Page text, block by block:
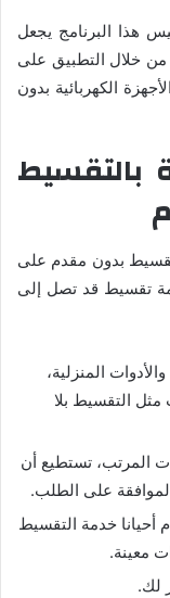
هذا البرنامج يجعل
خلال التطبيق على
الكهربائية بدون
بالتقسيط
بدون مقدم على
تقسيط قد تصل إلى
المنزلية،
مثل التقسيط بلا
المرتب، تستطيع أن
خدمة التقسيط
معينة.
لك.